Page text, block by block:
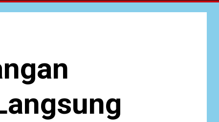
Ngomong